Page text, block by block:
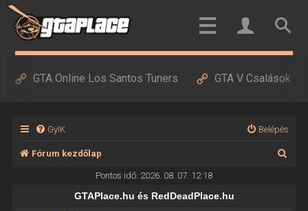
GTA Online Los Santos Tuners GTA V Csalások
GyIK Belépés
Fórum kezdőlap
Pontos idő: 2026. 08. 07. 12:18
GTAPlace.hu és RedDeadPlace.hu